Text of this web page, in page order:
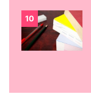
10